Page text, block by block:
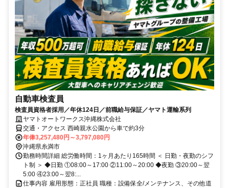
自動車検査員
検査員資格者採用／年休124日／前職給与保証／ヤマト運輸系列
ヤマトオートワークス沖縄株式会社
交通・アクセス 西崎親水公園から車で約3分
年俸3,257,480円～3,797,080円
沖縄県糸満市
勤務時間詳細 総労働時間：1ヶ月あたり165時間 ＜ 日勤・夜勤のシフ
ト制 ＞ ◆日勤 ①08:00～17:00 ②11:00～20:00 ◆夜勤 ③20:00～翌
5:00 ④23:00～翌8:...
仕事内容 雇用形態：正社員 職種：設備保全/メンテナンス、その他道